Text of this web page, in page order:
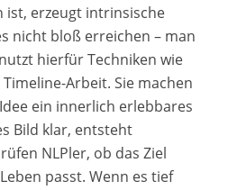
ist, erzeugt intrinsische
nicht bloß erreichen – man
hierfür Techniken wie
Arbeit. Sie machen
ein innerlich erlebbares
Bild klar, entsteht
NLPler, ob das Ziel
passt. Wenn es tief